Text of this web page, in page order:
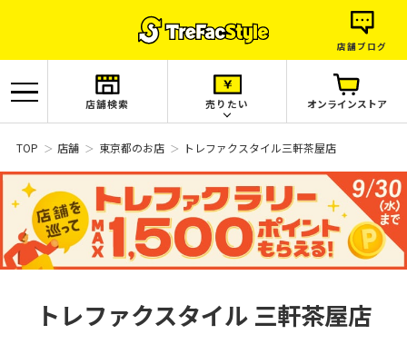
店舗ブログ
店舗検索 売りたい オンラインストア
TOP 店舗 東京都のお店 トレファクスタイル三軒茶屋店
トレファクスタイル 三軒茶屋店